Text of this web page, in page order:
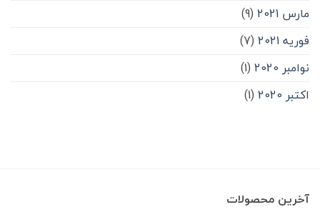
مارس 2021
(9)
فوریه 2021
(7)
نوامبر 2020
(1)
اکتبر 2020
(1)
آخرین محصولات